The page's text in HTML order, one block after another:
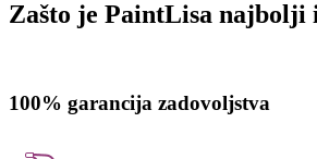
Zašto je PaintLisa najbolji
100% garancija zadovoljstva